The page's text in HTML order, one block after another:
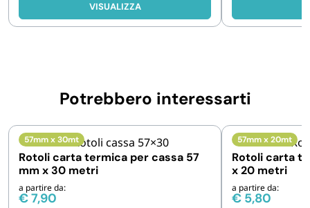
VISUALIZZA
Potrebbero interessarti
57mm x 30mt
Rotoli carta termica per cassa 57
mm x 30 metri
a partire da:
€7,90
57mm x 20mt
Rotoli carta
x 20 metri
a partire da:
€ 5,80